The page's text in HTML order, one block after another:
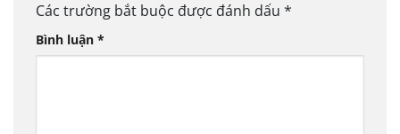
Các trường bắt buộc được đánh dấu *
Bình luận *